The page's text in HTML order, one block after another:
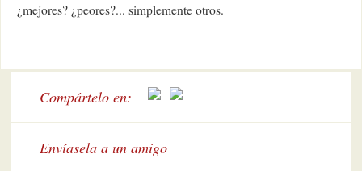
¿mejores? ¿peores?... simplemente otros.
Compártelo en:
Envíasela a un amigo